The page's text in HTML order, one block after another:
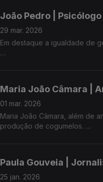
Desafios de vida - pessoal,
Com Ana Resendes e Maria
João Pedro | Psicólogo
29 mar. 2026
Em destaque a igualdade de
Na Antena 1 Açores com Ana
Maria João Câmara |
01 mar. 2026
Maria João Câmara, além de
produção de cogumelos.
Com Ana Resendes e Maria
Paula Gouveia |
25 jan. 2026